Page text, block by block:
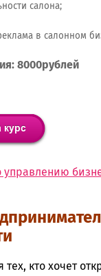
салона;
в салонном
8000рублей
управлению
кто хочет